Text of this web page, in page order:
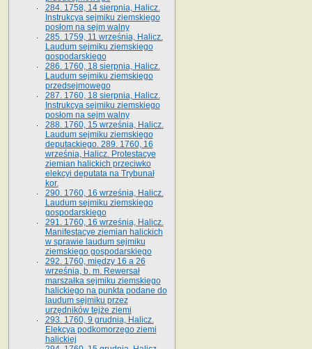
284. 1758, 14 sierpnia, Halicz.
Instrukcya sejmiku ziemskiego
posłom na sejm walny
285. 1759, 11 września, Halicz.
Laudum sejmiku ziemskiego
gospodarskiego
286. 1760, 18 sierpnia, Halicz.
Laudum sejmiku ziemskiego
przedsejmowego
287. 1760, 18 sierpnia, Halicz.
Instrukcya sejmiku ziemskiego
posłom na sejm walny
288. 1760, 15 września, Halicz.
Laudum sejmiku ziemskiego
deputackiego. 289. 1760, 16
września, Halicz. Protestacye
ziemian halickich przeciwko
elekcyi deputata na Trybunał
kor.
290. 1760, 16 września, Halicz.
Laudum sejmiku ziemskiego
gospodarskiego
291. 1760, 16 września, Halicz.
Manifestacye ziemian halickich
w sprawie laudum sejmiku
ziemskiego gospodarskiego
292. 1760, między 16 a 26
września, b. m. Rewersał
marszałka sejmiku ziemskiego
halickiego na punkta podane do
laudum sejmiku przez
urzędników tejże ziemi
293. 1760, 9 grudnia, Halicz.
Elekcya podkomorzego ziemi
halickiej